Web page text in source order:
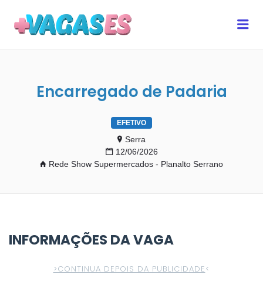
Encarregado de Padaria
EFETIVO
Serra
12/06/2026
Rede Show Supermercados - Planalto Serrano
INFORMAÇÕES DA VAGA
>CONTINUA DEPOIS DA PUBLICIDADE<